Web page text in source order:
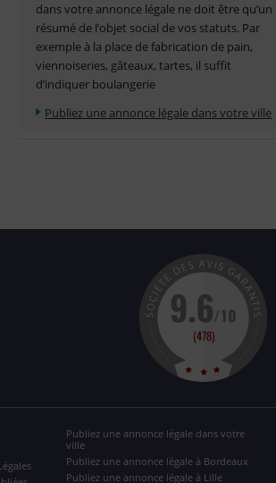
dans votre annonce légale ne doit être qu’un
résumé de l’objet social de vos statuts. Par
exemple à la place de fabrication de pain,
viennoiseries, gâteaux, tartes, il suffit
d’indiquer boulangerie
Publiez une annonce légale dans votre ville
Publiez une annonce légale dans votre
ville
Publiez une annonce légale à Bordeaux
Publiez une annonce légale à Lille